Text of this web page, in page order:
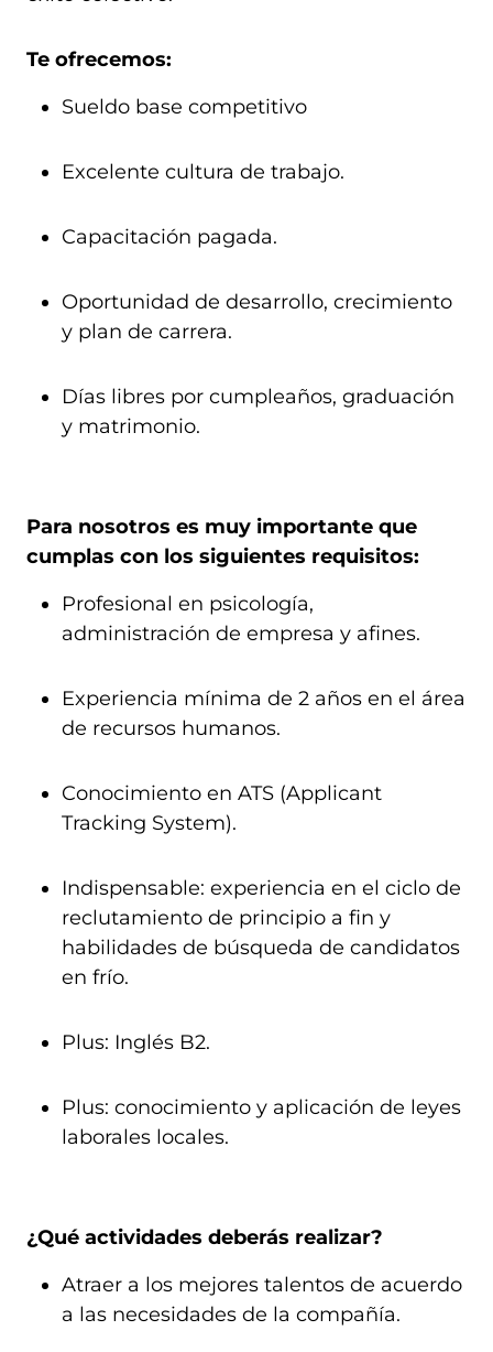
Te ofrecemos:
Sueldo base competitivo
Excelente cultura de trabajo.
Capacitación pagada.
Oportunidad de desarrollo, crecimiento
y plan de carrera.
Días libres por cumpleaños, graduación
y matrimonio.
Para nosotros es muy importante que
cumplas con los siguientes requisitos:
Profesional en psicología,
administración de empresa y afines.
Experiencia mínima de 2 años en el área
de recursos humanos.
Conocimiento en ATS (Applicant
Tracking System).
Indispensable: experiencia en el ciclo de
reclutamiento de principio a fin y
habilidades de búsqueda de candidatos
en frío.
Plus: Inglés B2.
Plus: conocimiento y aplicación de leyes
laborales locales.
¿Qué actividades deberás realizar?
Atraer a los mejores talentos de acuerdo
a las necesidades de la compañía.